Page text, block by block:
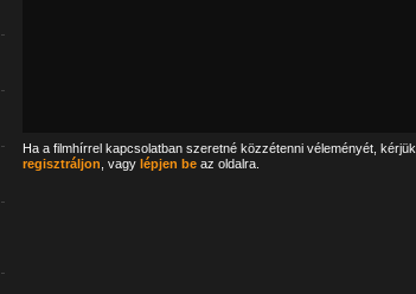
Ha a filmhírrel kapcsolatban szeretné közzétenni véleményét, kérjük,
regisztráljon , vagy lépjen beaz oldalra.